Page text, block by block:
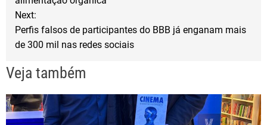
k
g
a
Next:
Perfis falsos de participantes do BBB já enganam mais
de 300 mil nas redes sociais
Veja também